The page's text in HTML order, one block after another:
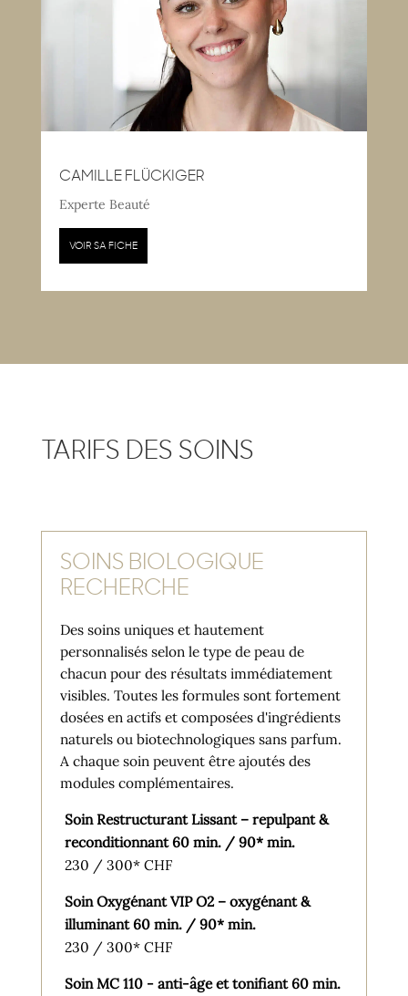
CAMILLE FLÜCKIGER
Experte Beauté
VOIR SA FICHE
TARIFS DES SOINS
SOINS BIOLOGIQUE
RECHERCHE
Des soins uniques et hautement
personnalisés selon le type de peau de
chacun pour des résultats immédiatement
visibles. Toutes les formules sont fortement
dosées en actifs et composées d'ingrédients
naturels ou biotechnologiques sans parfum.
A chaque soin peuvent être ajoutés des
modules complémentaires.
Soin Restructurant Lissant – repulpant &
reconditionnant 60 min. / 90* min.
230 / 300* CHF
Soin Oxygénant VIP O2 – oxygénant &
illuminant 60 min. / 90* min.
230 / 300* CHF
Soin MC 110 - anti-âge et tonifiant 60 min.